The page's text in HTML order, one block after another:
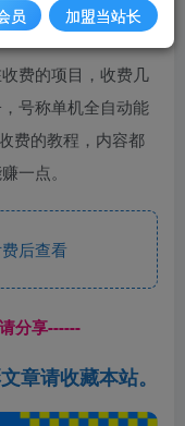
费的项目，收费几
号称单机全自动能
费的教程，内容都
一点。
后查看
分享------
章请收藏本站。
员 加盟当站长